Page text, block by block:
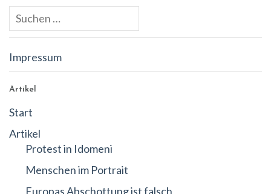
Suche
nach:
Impressum
Artikel
Start
Artikel
Protest in Idomeni
Menschen im Portrait
Europas Abschottung ist falsch